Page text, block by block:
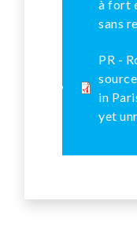
à fort
sans
PR -
in
yet